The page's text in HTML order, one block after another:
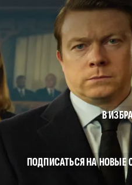
В
ПОДПИСАТЬСЯ НА НОВЫЕ